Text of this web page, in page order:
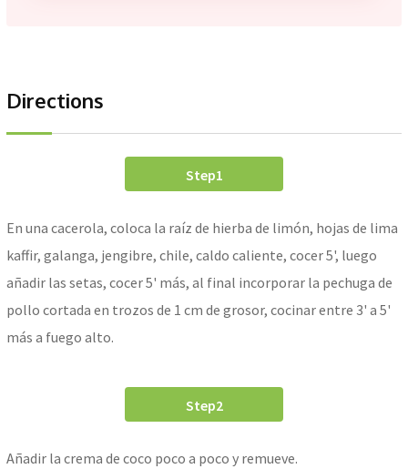
Directions
Step1
En una cacerola, coloca la raíz de hierba de limón, hojas de lima
kaffir, galanga, jengibre, chile, caldo caliente, cocer 5', luego
añadir las setas, cocer 5' más, al final incorporar la pechuga de
pollo cortada en trozos de 1 cm de grosor, cocinar entre 3' a 5'
más a fuego alto.
Step2
Añadir la crema de coco poco a poco y remueve.